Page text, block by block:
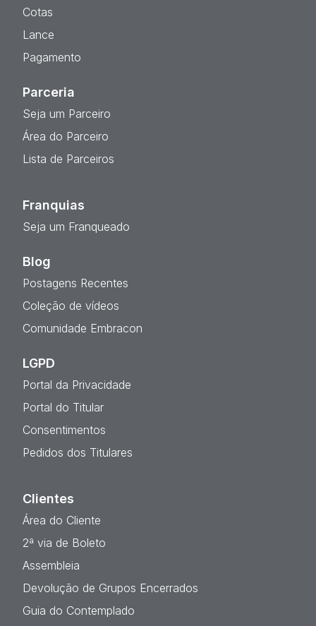
Cotas
Lance
Pagamento
Parceria
Seja um Parceiro
Área do Parceiro
Lista de Parceiros
Franquias
Seja um Franqueado
Blog
Postagens Recentes
Coleção de vídeos
Comunidade Embracon
LGPD
Portal da Privacidade
Portal do Titular
Consentimentos
Pedidos dos Titulares
Clientes
Área do Cliente
2ª via de Boleto
Assembleia
Devolução de Grupos Encerrados
Guia do Contemplado